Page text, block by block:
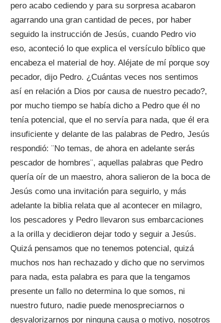
pero acabo cediendo y para su sorpresa acabaron
agarrando una gran cantidad de peces, por haber
seguido la instrucción de Jesús, cuando Pedro vio
eso, aconteció lo que explica el versículo bíblico que
encabeza el material de hoy. Aléjate de mí porque soy
pecador, dijo Pedro. ¿Cuántas veces nos sentimos
así en relación a Dios por causa de nuestro pecado?,
por mucho tiempo se había dicho a Pedro que él no
tenía potencial, que el no servía para nada, que él era
insuficiente y delante de las palabras de Pedro, Jesús
respondió: ¨No temas, de ahora en adelante serás
pescador de hombres¨, aquellas palabras que Pedro
quería oír de un maestro, ahora salieron de la boca de
Jesús como una invitación para seguirlo, y más
adelante la biblia relata que al acontecer en milagro,
los pescadores y Pedro llevaron sus embarcaciones
a la orilla y decidieron dejar todo y seguir a Jesús.
Quizá pensamos que no tenemos potencial, quizá
muchos nos han rechazado y dicho que no servimos
para nada, esta palabra es para que la tengamos
presente un fallo no determina lo que somos, ni
nuestro futuro, nadie puede menospreciarnos o
desvalorizarnos por ninguna causa o motivo, nosotros